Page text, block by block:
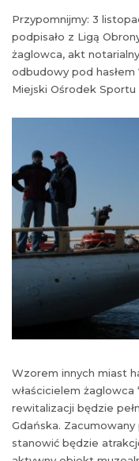
Przypomnijmy: 3
podpisało z Ligą
żaglowca, akt
odbudowy pod hasłem
Miejski Ośrodek
Wzorem innych miast
właścicielem żaglowca
rewitalizacji będzie
Gdańska.
stanowić będzie